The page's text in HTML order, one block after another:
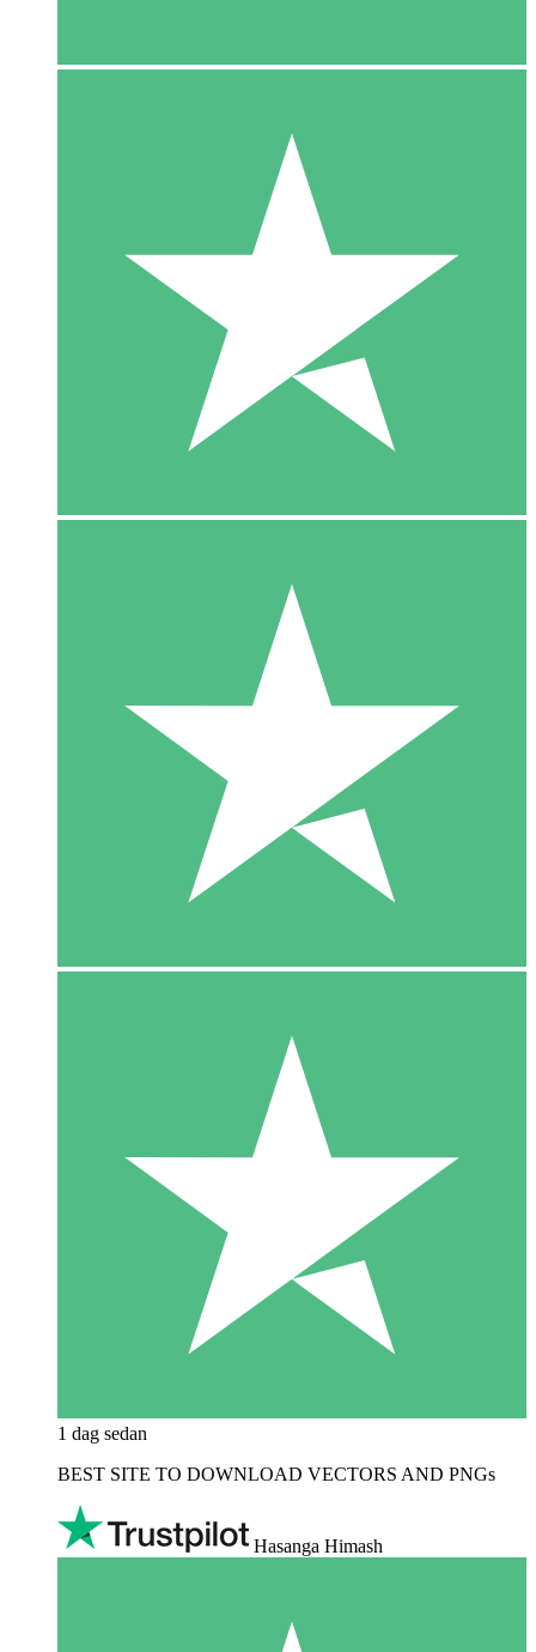
1 dag sedan
BEST SITE TO DOWNLOAD VECTORS AND PNGs
Hasanga Himash